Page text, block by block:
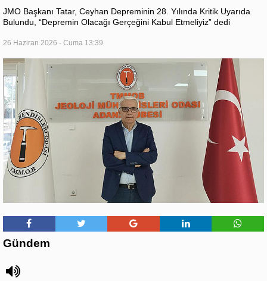
JMO Başkanı Tatar, Ceyhan Depreminin 28. Yılında Kritik Uyarıda
Bulundu, “Depremin Olacağı Gerçeğini Kabul Etmeliyiz” dedi
26 Haziran 2026 - Cuma 13:39
Gündem